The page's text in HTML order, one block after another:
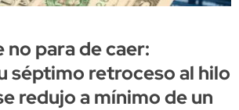
no para de caer:
séptimo retroceso al hilo
redujo a mínimo de un